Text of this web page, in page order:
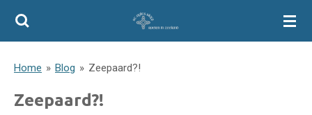
Ga
deHome » Blog » Zeepaard?!
Zeepaard?!